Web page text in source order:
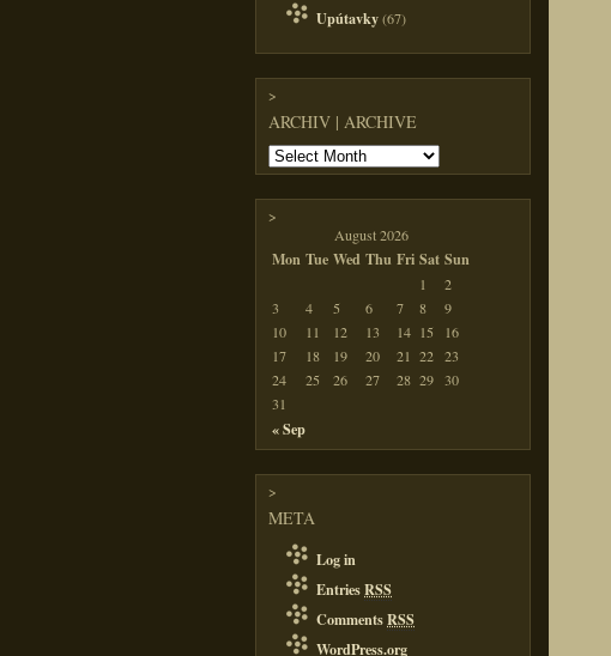
Upútavky(67)
>
ARCHIV | ARCHIVE
>
August 2026
Mon Tue Wed Thu Fri Sat Sun
« Sep
1
2
3
4 5 6 7 8
9
10
11 12 13 14 15
16
17
18 19 20 21 22 23
24
25 26 27 28 29 30
31
>
META
Log in
EntriesRSS
CommentsRSS
WordPress.org